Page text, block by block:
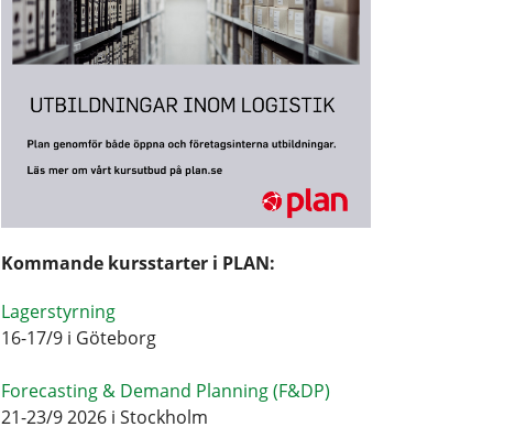
Kommande kursstarter i PLAN:
Lagerstyrning
16-17/9 i Göteborg
Forecasting & Demand Planning (F&DP)
21-23/9 2026 i Stockholm